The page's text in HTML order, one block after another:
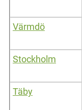
Värmdö
Stockholm
Täby